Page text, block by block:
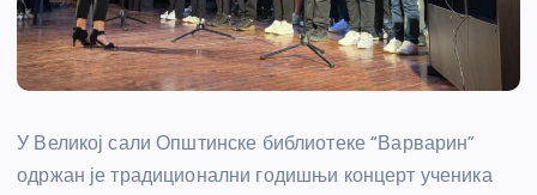
У Великој сали Општинске библиотеке “Варварин”
одржан је традиционални годишњи концерт ученика